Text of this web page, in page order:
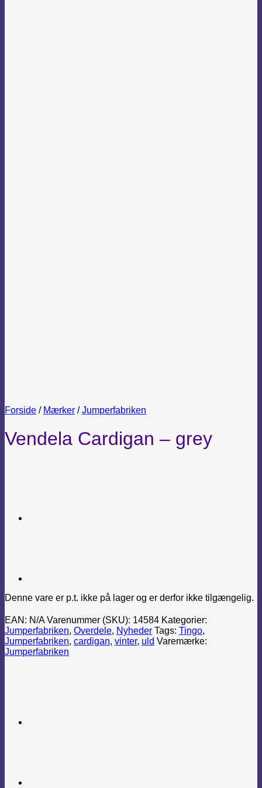
Forside / Mærker / Jumperfabriken
Vendela Cardigan – grey
Denne vare er p.t. ikke på lager og er derfor ikke tilgængelig.
EAN: N/A Varenummer (SKU): 14584 Kategorier:
Jumperfabriken, Overdele, Nyheder Tags: Tingo,
Jumperfabriken, cardigan, vinter, uld Varemærke:
Jumperfabriken